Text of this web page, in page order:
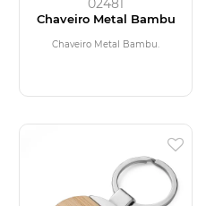
02481
Chaveiro Metal Bambu
Chaveiro Metal Bambu.